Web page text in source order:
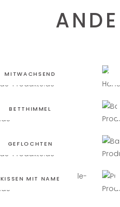
MITWACHSEND
BETTHIMMEL
GEFLOCHTEN
KISSEN MIT NAME